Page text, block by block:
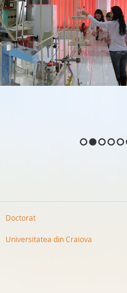
Doctorat
Universitatea din Craiova